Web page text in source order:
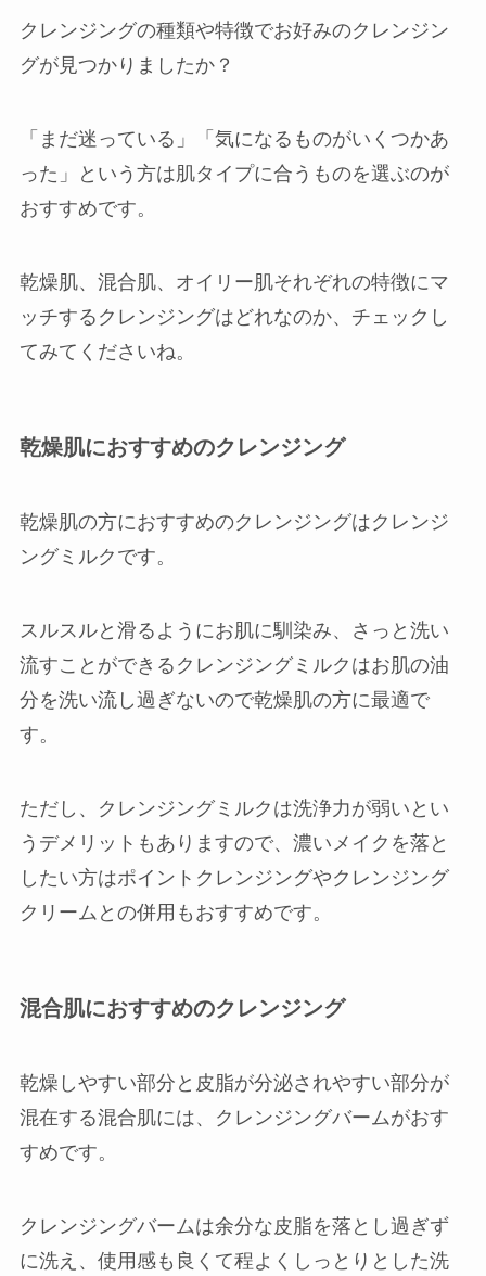
クレンジングの種類や特徴でお好みのクレンジン
グが見つかりましたか？
「まだ迷っている」「気になるものがいくつかあ
った」という方は肌タイプに合うものを選ぶのが
おすすめです。
乾燥肌、混合肌、オイリー肌それぞれの特徴にマ
ッチするクレンジングはどれなのか、チェックし
てみてくださいね。
乾燥肌におすすめのクレンジング
乾燥肌の方におすすめのクレンジングはクレンジ
ングミルクです。
スルスルと滑るようにお肌に馴染み、さっと洗い
流すことができるクレンジングミルクはお肌の油
分を洗い流し過ぎないので乾燥肌の方に最適で
す。
ただし、クレンジングミルクは洗浄力が弱いとい
うデメリットもありますので、濃いメイクを落と
したい方はポイントクレンジングやクレンジング
クリームとの併用もおすすめです。
混合肌におすすめのクレンジング
乾燥しやすい部分と皮脂が分泌されやすい部分が
混在する混合肌には、クレンジングバームがおす
すめです。
クレンジングバームは余分な皮脂を落とし過ぎず
に洗え、使用感も良くて程よくしっとりとした洗